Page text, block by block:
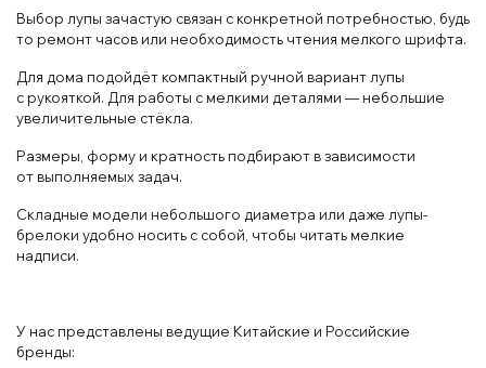
Выбор лупы зачастую связан с конкретной потребностью, будь
то ремонт часов или необходимость чтения мелкого шрифта.
Для дома подойдёт компактный ручной вариант лупы
с рукояткой. Для работы с мелкими деталями — небольшие
увеличительные стёкла.
Размеры, форму и кратность подбирают в зависимости
от выполняемых задач.
Складные модели небольшого диаметра или даже лупы-
брелоки удобно носить с собой, чтобы читать мелкие
надписи.
У нас представлены ведущие Китайские и Российские
бренды: